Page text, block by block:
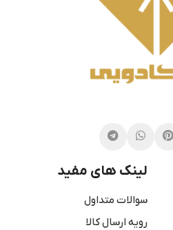
لینک های مفید
سوالات متداول
رویه ارسال کالا